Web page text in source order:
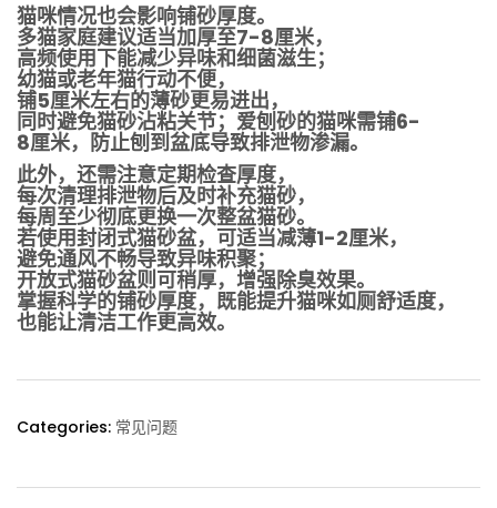
猫咪情况也会影响铺砂厚度。
多猫家庭建议适当加厚至7-8厘米，
高频使用下能减少异味和细菌滋生；
幼猫或老年猫行动不便，
铺5厘米左右的薄砂更易进出，
同时避免猫砂沾粘关节；爱刨砂的猫咪需铺6-
8厘米，防止刨到盆底导致排泄物渗漏。
此外，还需注意定期检查厚度，
每次清理排泄物后及时补充猫砂，
每周至少彻底更换一次整盆猫砂。
若使用封闭式猫砂盆，可适当减薄1-2厘米，
避免通风不畅导致异味积聚；
开放式猫砂盆则可稍厚，增强除臭效果。
掌握科学的铺砂厚度，既能提升猫咪如厕舒适度，
也能让清洁工作更高效。
Categories: 常见问题